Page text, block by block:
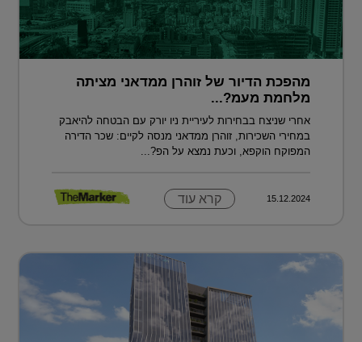
מהפכת הדיור של זוהרן ממדאני מציתה
מלחמת מעמ?...
אחרי שניצח בבחירות לעיריית ניו יורק עם הבטחה להיאבק
במחירי השכירות, זוהרן ממדאני מנסה לקיים: שכר הדירה
המפוקח הוקפא, וכעת נמצא על הפ?...
15.12.2024 קרא עוד